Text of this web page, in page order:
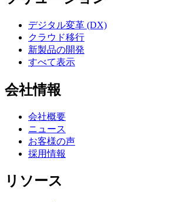
デジタル変革 (DX)
クラウド移行
新製品の開発
すべて表示
会社情報
会社概要
ニュース
お客様の声
採用情報
リソース